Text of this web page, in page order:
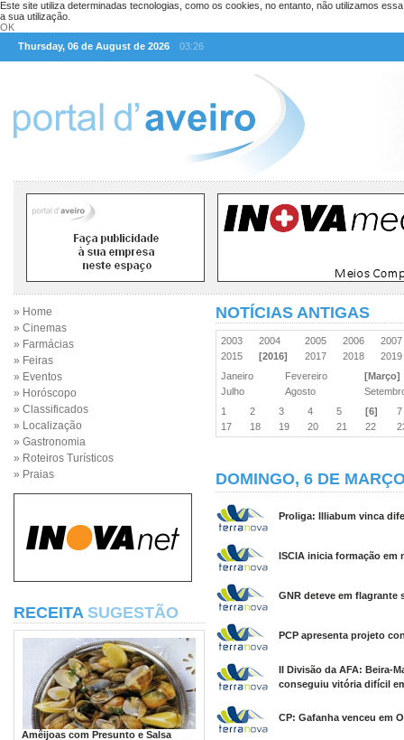
Este site utiliza determinadas tecnologias, como os cookies, no entanto, não utilizamos
a sua utilização.
OK
Thursday, 06 de August de 2026
03:26
» Home
» Cinemas
» Farmácias
» Feiras
» Eventos
» Horóscopo
» Classificados
» Localização
» Gastronomia
» Roteiros Turísticos
» Praias
RECEITA SUGESTÃO
Amêijoas com Presunto e Salsa
NOTÍCIAS ANTIGAS
2003 2004 2005 2006
2015
[2016] 2017 2018
Janeiro
Fevereiro
[Março]
Julho
Agosto
1
2 3 4 5 [6]
17
18 19 20 21 22
DOMINGO, 6 DE
Proliga: Illiabum vinca
ISCIA inicia formação em
GNR deteve em flagrante
PCP apresenta projeto
II Divisão da AFA: Beira-
conseguiu vitória difícil
CP: Gafanha venceu em